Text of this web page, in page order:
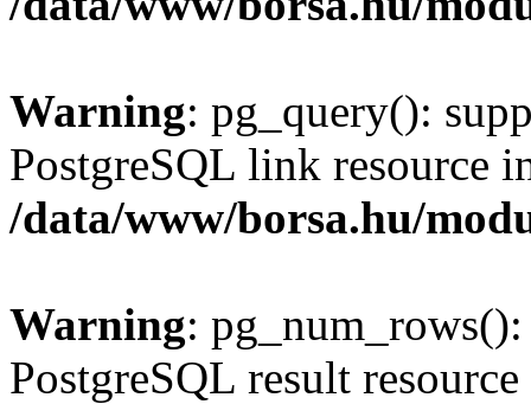
Warning: pg_query():
PostgreSQL link resource
/data/www/borsa.hu/
Warning:
PostgreSQL result